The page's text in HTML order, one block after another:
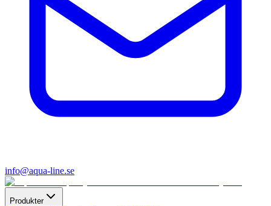
info@aqua-line.se
Produkter